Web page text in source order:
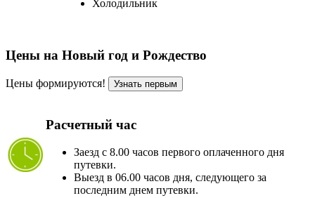
Холодильник
Цены на Новый год и Рождество
Цены формируются! Узнать первым
Расчетный час
Заезд с 8.00 часов первого оплаченного дня
путевки.
Выезд в 06.00 часов дня, следующего за
последним днем путевки.